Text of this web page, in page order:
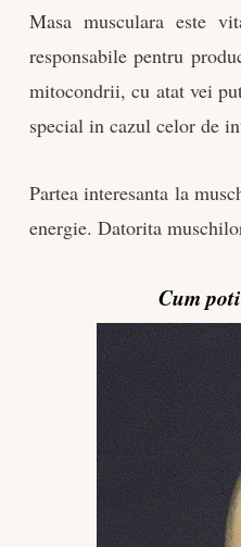
Masa musculara este
responsabile pentru
mitocondrii, cu atat vei
special in cazul celor de
Partea interesanta la
energie. Datorita
Cum